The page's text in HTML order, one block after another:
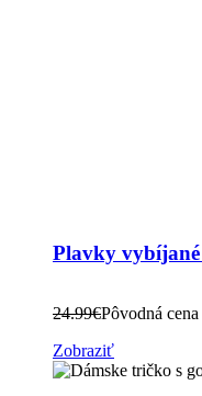
Plavky
24.99€Pôvodná
Zobraziť